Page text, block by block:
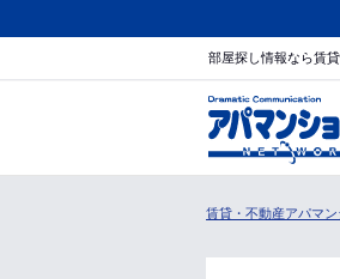
部屋探し情報なら賃
賃貸・不動産アパマ